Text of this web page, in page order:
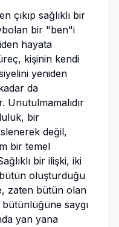
çıkıp sağlıklı bir
bir "ben"i
hayata
kişinin kendi
yeniden
da
bir
değil,
bir temel
bir ilişki, iki
oluşturduğu
zaten bütün olan
saygı
yan yana